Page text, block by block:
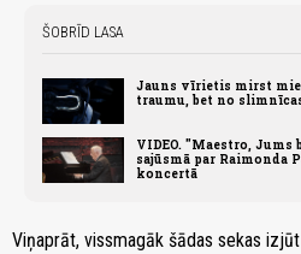
ŠOBRĪD LASA
Jauns vīrietis mirst
traumu, bet no
VIDEO. "Maestro,
sajūsmā par Raimonda
koncertā
Viņaprāt, vissmagāk šādas sekas